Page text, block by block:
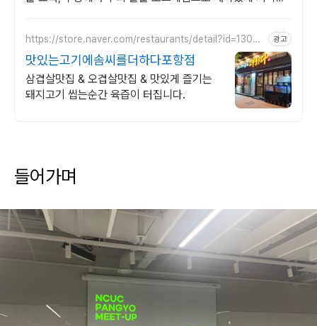
https://store.naver.com/restaurants/detail?id=13091
광고
맛있는고기에솜씨를더하다포항점
삼겹살맛집 & 오겹살맛집 & 맛있게 즐기는
돼지고기 씹는순간 육즙이 터집니다.
들어가며